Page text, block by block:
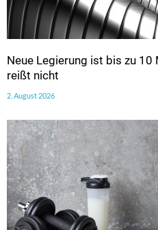
Neue Legierung ist bis zu 10
reißt nicht
2. August 2026